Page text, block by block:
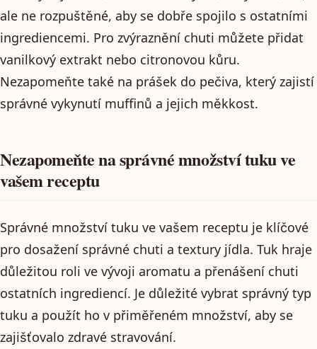
ale ne rozpuštěné, aby se dobře spojilo s ostatními
ingrediencemi. Pro zvýraznění chuti můžete přidat
vanilkový extrakt nebo citronovou kůru.
Nezapomeňte také na prášek do pečiva, který zajistí
správné vykynutí muffinů a jejich měkkost.
Nezapomeňte na správné množství tuku ve
vašem receptu
Správné množství tuku ve vašem receptu je klíčové
pro dosažení správné chuti a textury jídla. Tuk hraje
důležitou roli ve vývoji aromatu a přenášení chuti
ostatních ingrediencí. Je důležité vybrat správný typ
tuku a použít ho v přiměřeném množství, aby se
zajišťovalo zdravé stravování.